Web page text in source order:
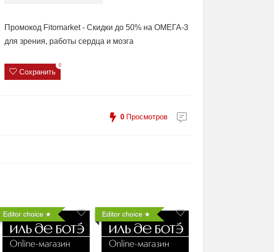
Промокод Fitomarket - Скидки до 50% на ОМЕГА-3
для зрения, работы сердца и мозга
Сохранить
0
0 Просмотров
Editor choice Editor choice